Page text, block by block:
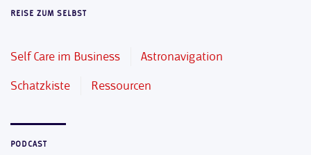
REISE ZUM SELBST
Self Care im Business Astronavigation
Schatzkiste Ressourcen
PODCAST